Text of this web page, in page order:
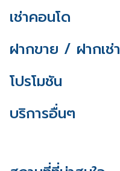
เช่าคอนโด
ฝากขาย / ฝากเช่า
โปรโมชัน
บริการอื่นๆ